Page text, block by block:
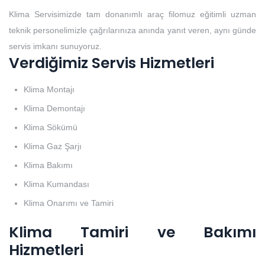
Klima Servisimizde tam donanımlı araç filomuz eğitimli uzman
teknik personelimizle çağrılarınıza anında yanıt veren, aynı günde
servis imkanı sunuyoruz.
Verdiğimiz Servis Hizmetleri
Klima Montajı
Klima Demontajı
Klima Sökümü
Klima Gaz Şarjı
Klima Bakımı
Klima Kumandası
Klima Onarımı ve Tamiri
Klima Tamiri ve Bakımı
Hizmetleri